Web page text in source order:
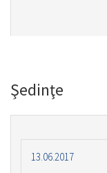
Şedinţe
13.06.2017